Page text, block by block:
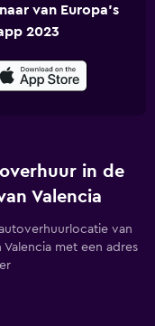
van Europa's
2023
in de
Valencia
van
Valencia met een adres